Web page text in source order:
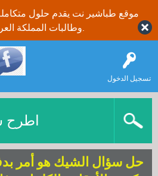
موقع طباشير نت يقدم حلول
تسجيل الدخول
اطرح
حل سؤال الشيك هو أمر